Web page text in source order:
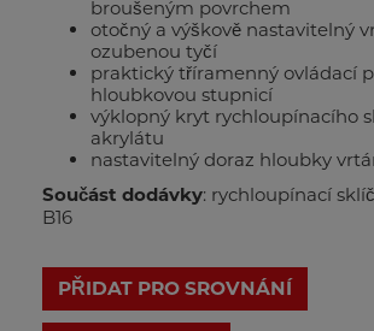
broušeným povrchem
otočný a výškově nastavitelný
ozubenou tyčí
praktický tříramenný ovládací
hloubkovou stupnicí
výklopný kryt rychloupínacího
akrylátu
nastavitelný doraz hloubky
Součást dodávky: rychloupínací
B16
PŘIDAT PRO SROVNÁNÍ